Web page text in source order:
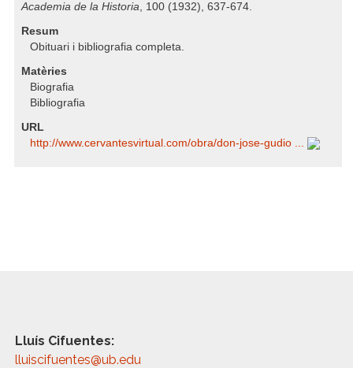
Academia de la Historia, 100 (1932), 637-674.
Resum
Obituari i bibliografia completa.
Matèries
Biografia
Bibliografia
URL
http:/​/​www.cervantesvirtual.com/​obra/​don-jose-gudio ...
Lluís Cifuentes:
lluiscifuentes@ub.edu